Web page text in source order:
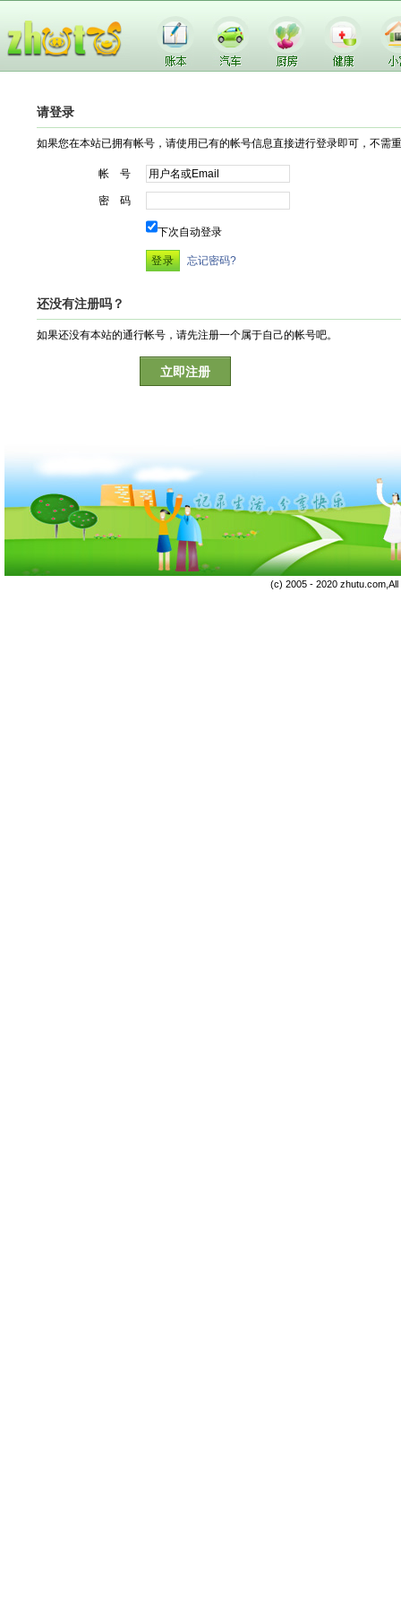
请登录
如果您在本站已拥有帐号，请使用已有的帐号信息直接进行登录即可，不需
帐 号
密 码
下次自动登录
忘记密码?
还没有注册吗？
如果还没有本站的通行帐号，请先注册一个属于自己的帐号吧。
立即注册
(c) 2005 - 2020